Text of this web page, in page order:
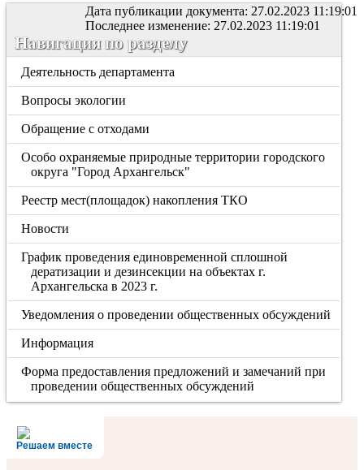
Дата публикации документа: 27.02.2023 11:19:01
Последнее изменение: 27.02.2023 11:19:01
Навигация по разделу
Деятельность департамента
Вопросы экологии
Обращение с отходами
Особо охраняемые природные территории городского
округа "Город Архангельск"
Реестр мест(площадок) накопления ТКО
Новости
График проведения единовременной сплошной
дератизации и дезинсекции на объектах г.
Архангельска в 2023 г.
Уведомления о проведении общественных обсуждений
Информация
Форма предоставления предложений и замечаний при
проведении общественных обсуждений
Решаем вместе